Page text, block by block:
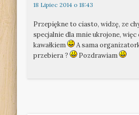
18 Lipiec 2014 o 18:43
Przepiękne to ciasto, widzę, ze
specjalnie dla mnie ukrojone,
kawałkiem
A sama
przebiera ?
Pozdrawiam